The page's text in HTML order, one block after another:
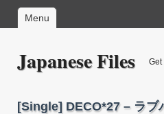
Menu
Japanese Files Get
[Single] DECO*27 – ラブ